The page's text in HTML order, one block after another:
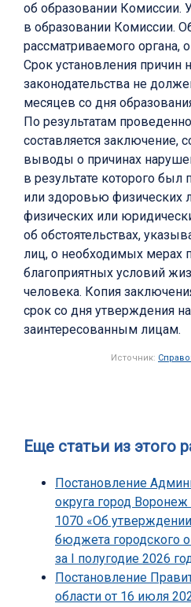
об образовании Комиссии.
в образовании Комиссии.
рассматриваемого органа,
Срок установления причин
законодательства не
месяцев со дня
По результатам
составляется заключение,
выводы о причинах
в результате которого
или здоровью физических
физических или
об обстоятельствах,
лиц, о необходимых мерах
благоприятных условий
человека. Копия
срок со дня утверждения
заинтересованным лицам.
Источник:
Еще статьи из этого
Постановление
округа город Воронеж
1070 «Об
бюджета городского
за I полугодие 2026
Постановление
области от 16 июля